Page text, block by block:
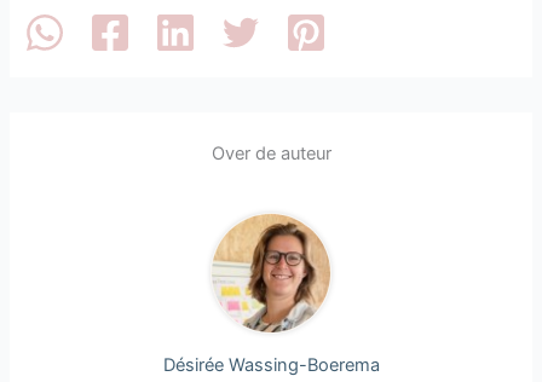
Over de auteur
Désirée Wassing-Boerema